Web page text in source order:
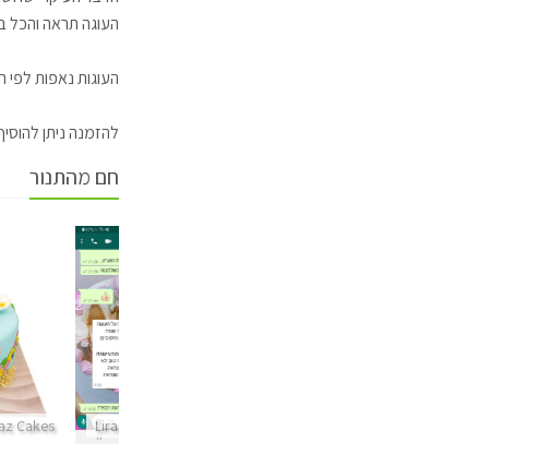
העוגה תראה
העוגות נאפות לפי
להזמנה ניתן
חם מהתנור
Liraz Cakes
Cakes